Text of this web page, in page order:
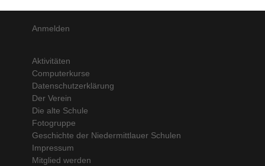
Anmelden
Aktivitäten
Computerkurse
Datenschutzerklärung
Der Verein
Die alte Schule
Fotogruppe
Geschichte der Niedermittlauer Schulen
Impressum
Mitglied werden